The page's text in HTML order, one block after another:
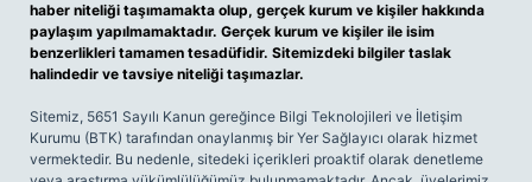
haber niteliği taşımamakta olup, gerçek kurum ve kişiler hakkında
paylaşım yapılmamaktadır. Gerçek kurum ve kişiler ile isim
benzerlikleri tamamen tesadüfidir. Sitemizdeki bilgiler taslak
halindedir ve tavsiye niteliği taşımazlar.
Sitemiz, 5651 Sayılı Kanun gereğince Bilgi Teknolojileri ve İletişim
Kurumu (BTK) tarafından onaylanmış bir Yer Sağlayıcı olarak hizmet
vermektedir. Bu nedenle, sitedeki içerikleri proaktif olarak denetleme